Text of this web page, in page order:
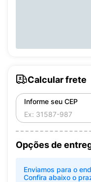
Calcular frete
Informe seu CEP
Opções de
Enviamos para o
Confira abaixo o